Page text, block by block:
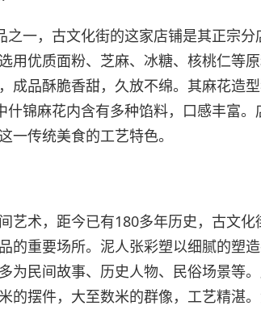
之一，古文化街的这家店铺是其正宗
用优质面粉、芝麻、冰糖、核桃仁等原
成品酥脆香甜，久放不绵。其麻花造
什锦麻花内含有多种馅料，口感丰富
一传统美食的工艺特色。
艺术，距今已有180多年历史，古文
的重要场所。泥人张彩塑以细腻的塑
为民间故事、历史人物、民俗场景等
的摆件，大至数米的群像，工艺精湛